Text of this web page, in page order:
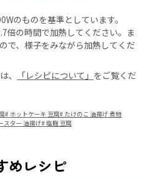
のものを基準としています。
倍の時間で加熱してください。ま
で、様子をみながら加熱してくだ
、
「レシピについて」 をご覧くだ
# ホットケーキ 豆腐# たけのこ 油揚げ 煮物
スター 油揚げ#塩麹 豆腐
めレシピ